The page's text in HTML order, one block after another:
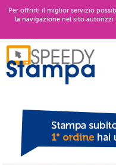
Per offrirti il miglior servizio
la navigazione nel sito autorizzi